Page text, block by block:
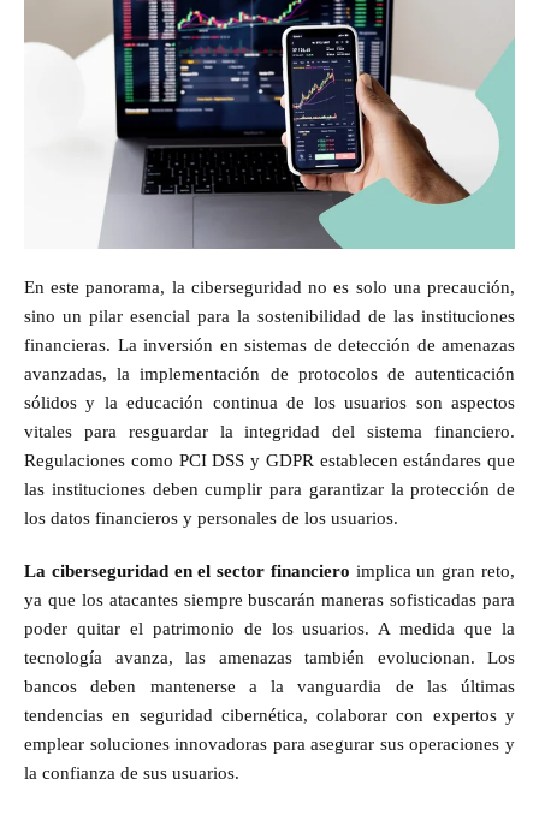
En este panorama, la ciberseguridad no es solo una precaución,
sino un pilar esencial para la sostenibilidad de las instituciones
financieras. La inversión en sistemas de detección de amenazas
avanzadas, la implementación de protocolos de autenticación
sólidos y la educación continua de los usuarios son aspectos
vitales para resguardar la integridad del sistema financiero.
Regulaciones como PCI DSS y GDPR establecen estándares que
las instituciones deben cumplir para garantizar la protección de
los datos financieros y personales de los usuarios.
La ciberseguridad en el sector financiero implica un gran reto,
ya que los atacantes siempre buscarán maneras sofisticadas para
poder quitar el patrimonio de los usuarios. A medida que la
tecnología avanza, las amenazas también evolucionan. Los
bancos deben mantenerse a la vanguardia de las últimas
tendencias en seguridad cibernética, colaborar con expertos y
emplear soluciones innovadoras para asegurar sus operaciones y
la confianza de sus usuarios.